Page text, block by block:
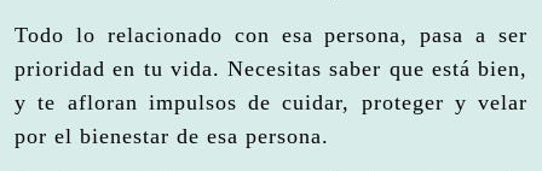
Todo lo relacionado con esa persona, pasa a ser
prioridad en tu vida. Necesitas saber que está bien,
y te afloran impulsos de cuidar, proteger y velar
por el bienestar de esa persona.